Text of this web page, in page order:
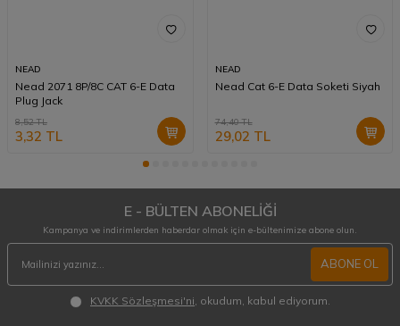
NEAD
Nead 2071 8P/8C CAT 6-E Data
Plug Jack
8,52TL
3,32 TL
NEAD
Nead Cat 6-E Data Soketi Siyah
74,40TL
29,02 TL
E - BÜLTEN ABONELİĞİ
Kampanya ve indirimlerden haberdar olmak için e-bültenimize abone olun.
ABONE OL
KVKK Sözleşmesi'ni , okudum, kabul ediyorum.